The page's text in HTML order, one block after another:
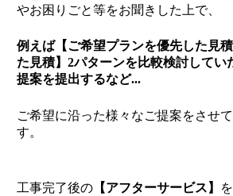
やお困りごと等をお聞きした上で、
例えば【ご希望プランを優先した見
た見積】2パターンを比較検討してい
提案を提出するなど...
ご希望に沿った様々なご提案をさせ
す。
工事完了後の【アフターサービス】